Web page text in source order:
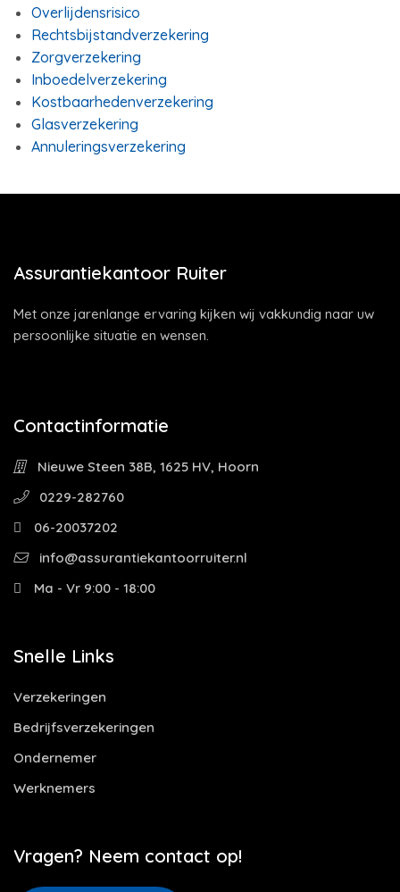
Overlijdensrisico
Rechtsbijstandverzekering
Zorgverzekering
Inboedelverzekering
Kostbaarhedenverzekering
Glasverzekering
Annuleringsverzekering
Assurantiekantoor Ruiter
Met onze jarenlange ervaring kijken wij vakkundig naar uw
persoonlijke situatie en wensen.
Contactinformatie
Nieuwe Steen 38B, 1625 HV, Hoorn
0229-282760
06-20037202
info@assurantiekantoorruiter.nl
Ma - Vr 9:00 - 18:00
Snelle Links
Verzekeringen
Bedrijfsverzekeringen
Ondernemer
Werknemers
Vragen? Neem contact op!